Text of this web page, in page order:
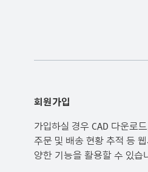
회원가입
가입하실 경우 CAD 다운로
주문 및 배송 현황 추적 등
양한 기능을 활용할 수 있습